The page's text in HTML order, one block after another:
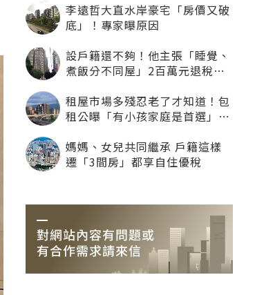
李遠哲大直水岸豪宅「房價又破
底」！專家曝原因
設戶籍還不夠！他主張「睡覺、
煮飯分不同屋」2百萬元退稅照
租屋市場多殘忍老了才知道！包
租公曝「有小孩家庭是首選」：
媽媽、女兒共同繼承 戶籍這樣
遷「3間房」都享自住優稅